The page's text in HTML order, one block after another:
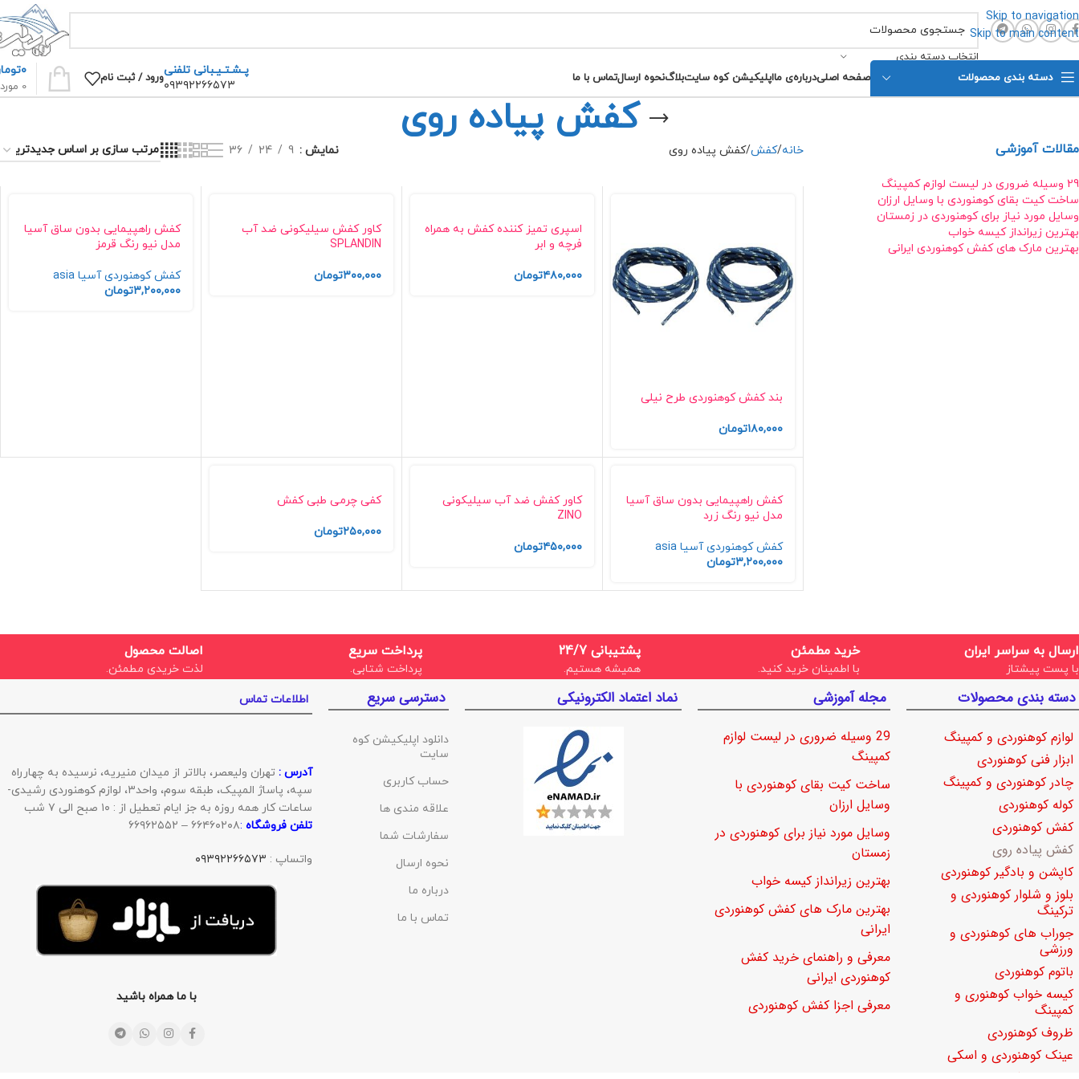
Skip to navigation
Skip to main content
انتخاب دسته بندی
دسته بندی محصولات
صفحه اصلیدرباره‌ی مااپلیکیشن کوه سایتبلاگنحوه ارسالتماس با ما
پـشـتـیـبانی تلفنی
۰۹۳۹۲۲۶۶۵۷۳ورود / ثبت نام
0 مورد
۰
کفش پیاده روی
مقالات آموزشی
29 وسیله ضروری در لیست لوازم کمپینگ
ساخت کیت بقای کوهنوردی با وسایل ارزان
وسایل مورد نیاز برای کوهنوردی در زمستان
بهترین زیرانداز کیسه خواب
بهترین مارک های کفش کوهنوردی ایرانی
خانه کفش کفش پیاده روی نمایش 9
24
36
بند کفش کوهنوردی طرح نیلی
۱۸۰,۰۰۰تومان
اسپری تمیز کننده کفش به همراه
فرچه و ابر
۴۸۰,۰۰۰تومان
کاور کفش سیلیکونی ضد آب
SPLANDIN
۳۰۰,۰۰۰تومان
کفش راهپیمایی بدون ساق آسیا
مدل نیو رنگ قرمز
کفش کوهنوردی آسیا asia
۳,۲۰۰,۰۰۰تومان
کفش راهپیمایی بدون ساق آسیا
مدل نیو رنگ زرد
کفش کوهنوردی آسیا asia
۳,۲۰۰,۰۰۰تومان
کاور کفش ضد آب سیلیکونی
ZINO
۴۵۰,۰۰۰تومان
کفی چرمی طبی کفش
۲۵۰,۰۰۰تومان
ارسال به سراسر ایران
با پست پیشتاز
خرید مطمئن
با اطمینان خرید کنید.
پشتیبانی 24/7
همیشه هستیم.
پرداخت سریع
پرداخت شتابی.
اصالت محصول
لذت خریدی مطمئن.
دسته بندی محصولات
لوازم کوهنوردی و کمپینگ
ابزار فنی کوهنوردی
چادر کوهنوردی و کمپینگ
کوله کوهنوردی
کفش کوهنوردی
کفش پیاده روی
کاپشن و بادگیر کوهنوردی
بلوز و شلوار کوهنوردی و
ترکینگ
جوراب های کوهنوردی و
ورزشی
باتوم کوهنوردی
کیسه خواب کوهنوری و
کمپینگ
ظروف کوهنوردی
عینک کوهنوردی و اسکی
مجله آموزشی
29 وسیله ضروری در لیست لوازم
کمپینگ
ساخت کیت بقای کوهنوردی با
وسایل ارزان
وسایل مورد نیاز برای کوهنوردی در
زمستان
بهترین زیرانداز کیسه خواب
بهترین مارک های کفش کوهنوردی
ایرانی
معرفی و راهنمای خرید کفش
کوهنوردی ایرانی
معرفی اجزا کفش کوهنوردی
نماد اعتماد الکترونیکی دسترسی سریع
دانلود اپلیکیشن کوه
سایت
حساب کاربری
علاقه مندی ها
سفارشات شما
نحوه ارسال
درباره ما
تماس با ما
اطلاعات تماس
آدرس :تهران ولیعصر، بالاتر از میدان منیریه، نرسیده به چهارراه
سپه، پاساژ المپیک، طبقه سوم، واحد۳، لوازم کوهنوردی رشیدی-
ساعات کار همه روزه به جز ایام تعطیل از : ۱۰ صبح الی ۷ شب
تلفن فروشگاه :۶۶۴۶۰۲۰۸ – ۶۶۹۶۲۵۵۲
واتساپ : ۰۹۳۹۲۲۶۶۵۷۳
با ما همراه باشید